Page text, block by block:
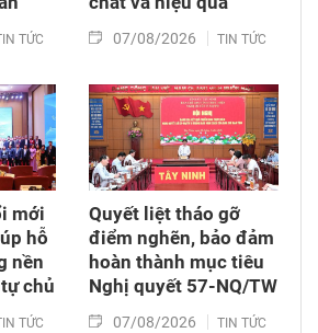
TỨC 07/08/2026 TIN TỨC
mới
hỗ
nền
chủ
TỨC
Quyết liệt tháo gỡ
điểm nghẽn, bảo đảm
hoàn thành mục tiêu
Nghị quyết 57-NQ/TW
07/08/2026 TIN TỨC